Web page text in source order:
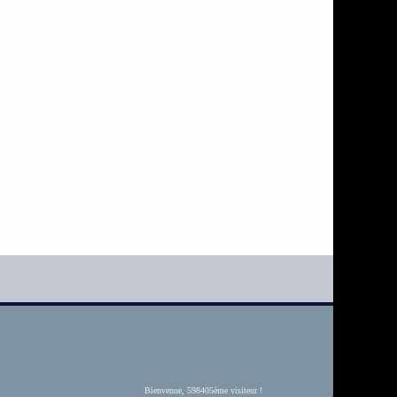
Bienvenue, 598405ème visiteur !